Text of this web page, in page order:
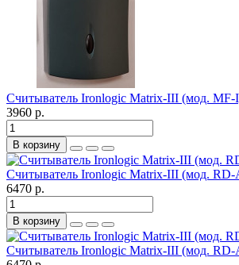
Считыватель Ironlogic Matrix-III (мод.
3960 р.
В корзину
Считыватель Ironlogic Matrix-III (мод.
6470 р.
В корзину
Считыватель Ironlogic Matrix-III (мод.